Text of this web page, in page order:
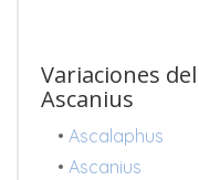
Variaciones
Ascanius
• Ascalaphus
• Ascanius